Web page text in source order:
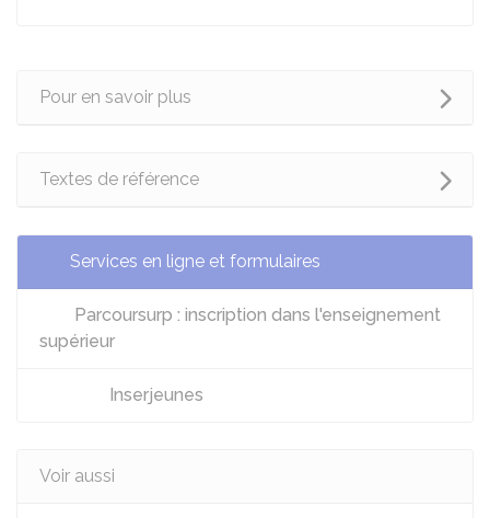
Pour en savoir plus
Textes de référence
Services en ligne et formulaires
Parcoursurp : inscription dans l'enseignement
supérieur
Inserjeunes
Voir aussi